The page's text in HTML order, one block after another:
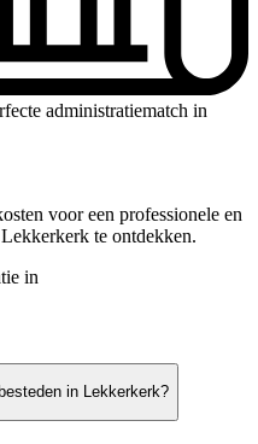
administratiematch in
voor een professionele en
te ontdekken.
in
in Lekkerkerk?